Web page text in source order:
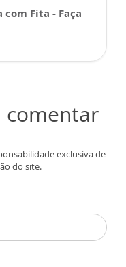
com Fita - Faça
comentar
exclusiva de
do site.